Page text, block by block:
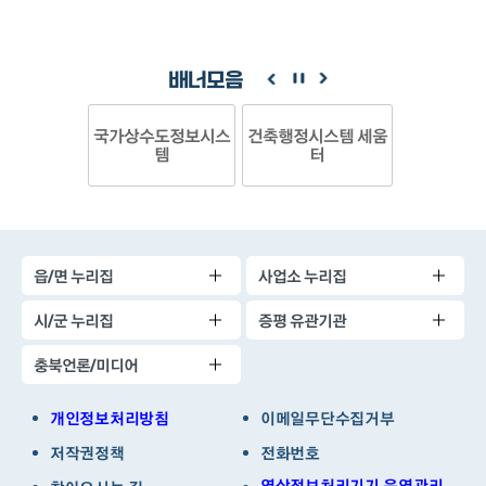
배너모음
국가상수도정보시스
템
건축행정시스템 세움
터
읍/면 누리집
사업소 누리집
시/군 누리집
증평 유관기관
충북언론/미디어
개인정보처리방침
이메일무단수집거부
저작권정책
전화번호